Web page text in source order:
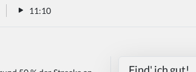
11:10
Find' ich gut!